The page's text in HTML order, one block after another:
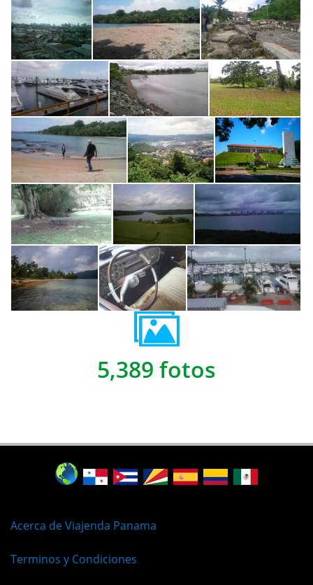
5,389 fotos
Acerca de Viajenda Panama
Terminos y Condiciones